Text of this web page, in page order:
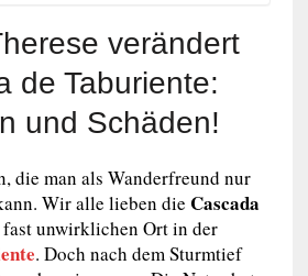
verändert
de Taburiente:
und Schäden!
die man als Wanderfreund nur
Wir alle lieben die Cascada
fast unwirklichen Ort in der
. Doch nach dem Sturmtief